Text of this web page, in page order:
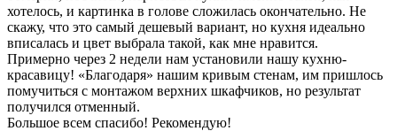
хотелось, и картинка в голове сложилась окончательно. Не
скажу, что это самый дешевый вариант, но кухня идеально
вписалась и цвет выбрала такой, как мне нравится.
Примерно через 2 недели нам установили нашу кухню-
красавицу! «Благодаря» нашим кривым стенам, им пришлось
помучиться с монтажом верхних шкафчиков, но результат
получился отменный.
Большое всем спасибо! Рекомендую!